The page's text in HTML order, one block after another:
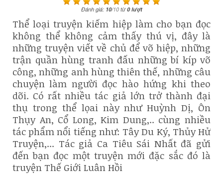
Đánh giá: 10/10từ0lượt
Thể loại truyện kiếm hiệp làm cho bạn đọc
không thể không cảm thấy thú vị, đây là
những truyện viết về chủ để võ hiệp, những
trận quần hùng tranh đấu những bí kíp võ
công, những anh hùng thiên thế, những câu
chuyện làm người đọc hào hứng khi theo
dõi. Có rất nhiều tác giả lớn trở thành đại
thụ trong thể lọai này như Huỳnh Dị, Ôn
Thụy An, Cổ Long, Kim Dung,.. cùng nhiều
tác phẩm nổi tiếng như: Tây Du Ký, Thủy Hử
Truyện,... Tác giả Ca Tiêu Sái Nhất đã gửi
đến bạn đọc một truyện mới đặc sắc đó là
truyện Thế Giới Luân Hồi